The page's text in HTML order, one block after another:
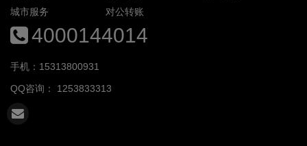
城市服务
对公转账
4000144014
手机：15313800931
QQ咨询： 1253833313